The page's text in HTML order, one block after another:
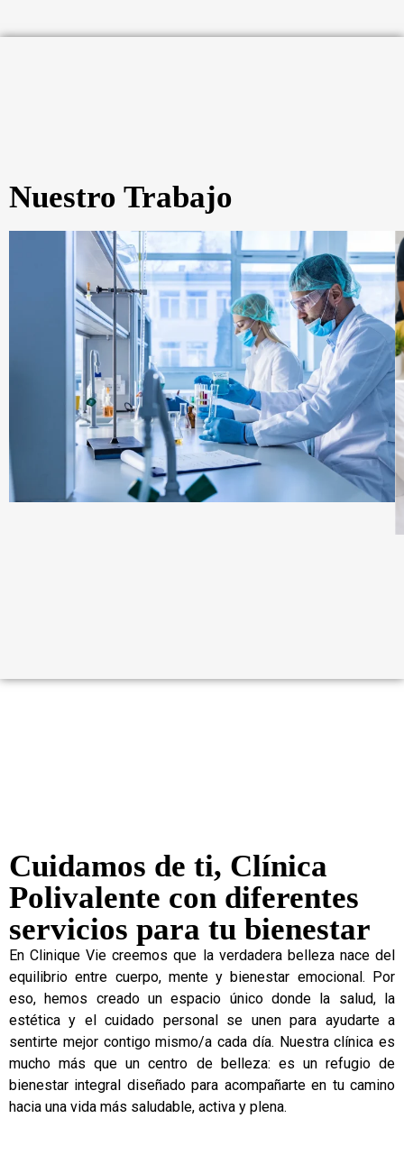
Nuestro Trabajo
Cuidamos de ti, Clínica
Polivalente con diferentes
servicios para tu bienestar
En Clinique Vie creemos que la verdadera belleza nace del
equilibrio entre cuerpo, mente y bienestar emocional. Por
eso, hemos creado un espacio único donde la salud, la
estética y el cuidado personal se unen para ayudarte a
sentirte mejor contigo mismo/a cada día. Nuestra clínica es
mucho más que un centro de belleza: es un refugio de
bienestar integral diseñado para acompañarte en tu camino
hacia una vida más saludable, activa y plena.